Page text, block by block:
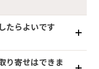
たらよいです
り寄せはできま